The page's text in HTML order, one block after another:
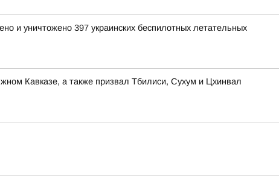
и уничтожено 397 украинских беспилотных летательных
Кавказе, а также призвал Тбилиси, Сухум и Цхинвал